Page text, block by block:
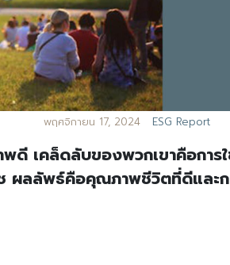
พฤศจิกายน 17, 2024 ESG Report
ดี เคล็ดลับของพวกเขาคือกา
ผลลัพธ์คือคุณภาพชีวิตที่ดีและ